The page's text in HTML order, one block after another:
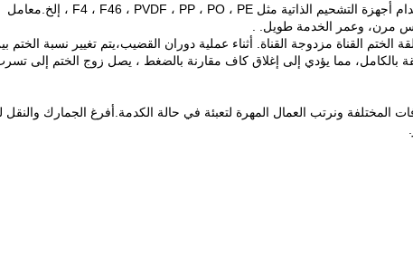
1وفقًا لدرجة حرارة الاستخدام ووسيلة العمل ، يمكن استخدام أجهزة التشحيم الذاتية مثل F4 ، F46 ، PVDF ، PP ، PO ، PE ، إلخ.معامل
مرن، وعمر الخدمة طويل. .
القناة مزدوجة القناة. أثناء عملية دوران القضيب،يتم تغيير نسبة الختم
بالكامل، مما يؤدي إلى إغلاق كاف مقارنة بالضغط ، يصل زوج الختم إلى
المختلفة ونرتب العمال المهرة لتعبئة في حالة الكدمة.أفرغ الجمارك والنقل